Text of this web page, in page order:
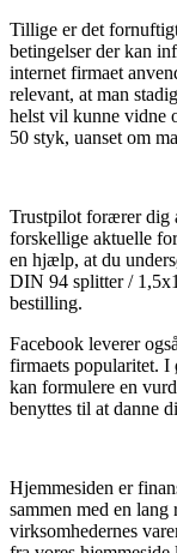
Tillige er det
betingelser der kan
internet firmaet
relevant, at man
helst vil kunne vidne
50 styk, uanset om
Trustpilot forærer dig
forskellige aktuelle
en hjælp, at du
DIN 94 splitter /
bestilling.
Facebook leverer
firmaets popularitet.
kan formulere en
benyttes til at danne
Hjemmesiden er
sammen med en
virksomhedernes